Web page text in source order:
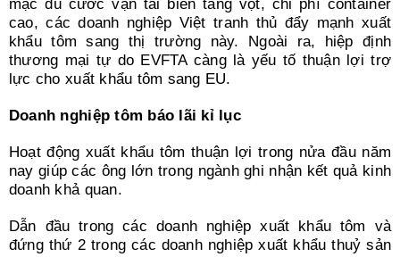
mặc dù cước vận tải biển tăng vọt, chi phí container
cao, các doanh nghiệp Việt tranh thủ đẩy mạnh xuất
khẩu tôm sang thị trường này. Ngoài ra, hiệp định
thương mại tự do EVFTA càng là yếu tố thuận lợi trợ
lực cho xuất khẩu tôm sang EU.
Doanh nghiệp tôm báo lãi kỉ lục
Hoạt động xuất khẩu tôm thuận lợi trong nửa đầu năm
nay giúp các ông lớn trong ngành ghi nhận kết quả kinh
doanh khả quan.
Dẫn đầu trong các doanh nghiệp xuất khẩu tôm và
đứng thứ 2 trong các doanh nghiệp xuất khẩu thuỷ sản